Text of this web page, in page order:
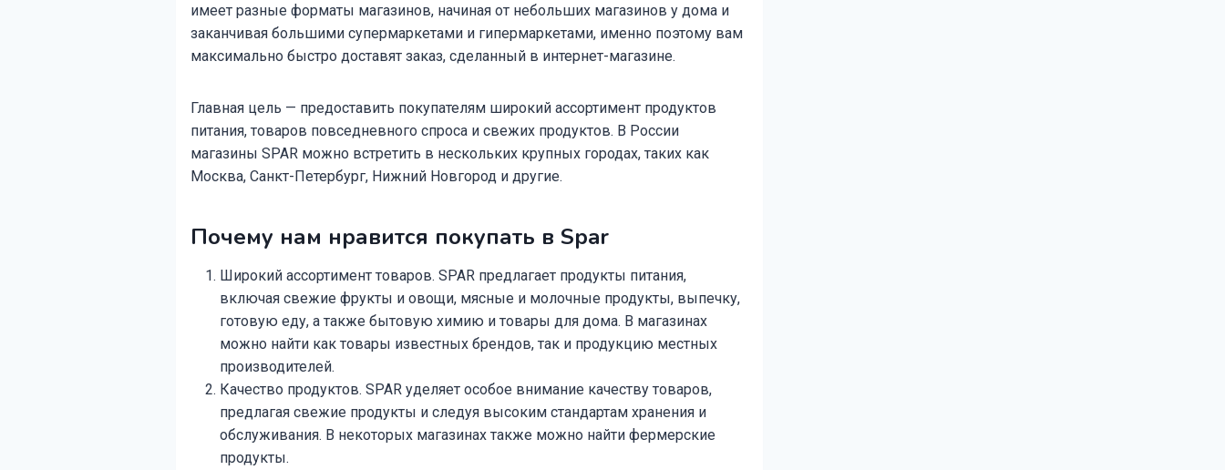
имеет разные форматы магазинов, начиная от небольших магазинов у дома и
заканчивая большими супермаркетами и гипермаркетами, именно поэтому вам
максимально быстро доставят заказ, сделанный в интернет-магазине.
Главная цель — предоставить покупателям широкий ассортимент продуктов
питания, товаров повседневного спроса и свежих продуктов. В России
магазины SPAR можно встретить в нескольких крупных городах, таких как
Москва, Санкт-Петербург, Нижний Новгород и другие.
Почему нам нравится покупать в Spar
Широкий ассортимент товаров. SPAR предлагает продукты питания,
включая свежие фрукты и овощи, мясные и молочные продукты, выпечку,
готовую еду, а также бытовую химию и товары для дома. В магазинах
можно найти как товары известных брендов, так и продукцию местных
производителей.
Качество продуктов. SPAR уделяет особое внимание качеству товаров,
предлагая свежие продукты и следуя высоким стандартам хранения и
обслуживания. В некоторых магазинах также можно найти фермерские
продукты.